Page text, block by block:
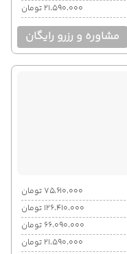
۲۱٬۵۹۰٬۰۰۰ تومان
مشاوره و رزرو رایگان
۷۵٬۶۱۰٬۰۰۰ تومان
۱۲۶٬۴۱۰٬۰۰۰ تومان
۶۶٬۰۹۰٬۰۰۰ تومان
۲۱٬۵۹۰٬۰۰۰ تومان